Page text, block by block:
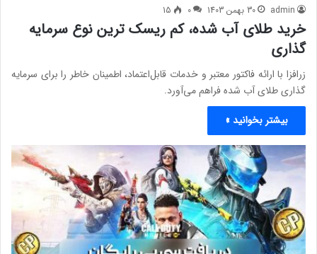
admin 30 بهمن 1403 0
15
خرید طلای آب شده، کم ریسک ترین نوع سرمایه
گذاری
زرافزا با ارائه فاکتور معتبر و خدمات قابل‌اعتماد، اطمینان خاطر را برای سرمایه
گذاری طلای آب شده فراهم می‌آورد.
بیشتر بخوانید »